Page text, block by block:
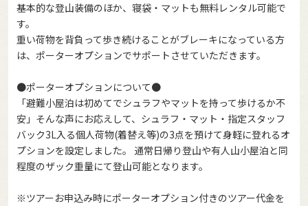
基本的な登山装備のほか、寝袋・マットも無料レンタル可能で
す。
重い荷物を背負って歩き続けることがブレーキになっている方
は、ポーターオプションでサポートさせていただきます。
●ポーターオプションについて●
「避難小屋泊は初めてでシュラフやマットを持って歩けるか不
安」そんな声にお応えして、シュラフ・マット・指定スタッフ
バック3L入る個人荷物(着替え等)の3点を預けて身軽に登れるオ
プションを設定しました。 通常日帰り登山や有人山小屋泊と同
程度のザック重量にて登山可能となります。
※ツアーお申込み時にポーターオプション付きのツアー代金を